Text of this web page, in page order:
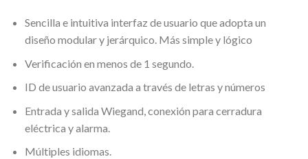
Sencilla e intuitiva interfaz de usuario que adopta un
diseño modular y jerárquico. Más simple y lógico
Verificación en menos de 1 segundo.
ID de usuario avanzada a través de letras y números
Entrada y salida Wiegand, conexión para cerradura
eléctrica y alarma.
Múltiples idiomas.